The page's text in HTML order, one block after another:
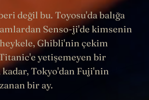
değil bu. Toyosu'da balığa
Senso-ji'de kimsenin
Ghibli'nin çekim
yetişemeyen bir
Tokyo'dan Fuji'nin
bir ay.